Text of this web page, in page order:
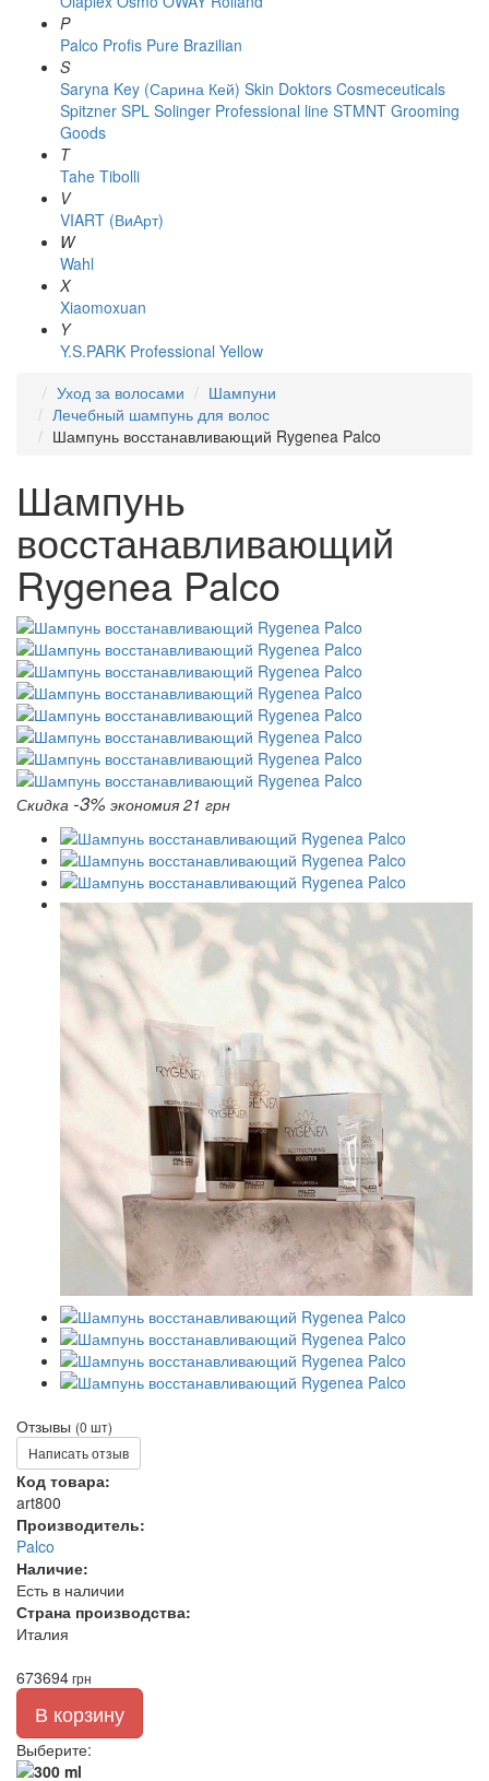
P
Palco Profis Pure Brazilian
S
Saryna Key (Сарина Кей) Skin Doktors Cosmeceuticals
Spitzner SPL Solinger Professional line STMNT Grooming
Goods
T
Tahe Tibolli
V
VIART (ВиАрт)
W
Wahl
X
Xiaomoxuan
Y
Y.S.PARK Professional Yellow
Уход за волосами
Шампуни
Лечебный шампунь для волос
Шампунь восстанавливающий Rygenea Palco
Шампунь
восстанавливающий
Rygenea Palco
Скидка -3% экономия 21 грн
Отзывы (0 шт)
Написать отзыв
Код товара:
art800
Производитель:
Palco
Наличие:
Есть в наличии
Страна производства:
Италия
673694грн
В корзину
Выберите: